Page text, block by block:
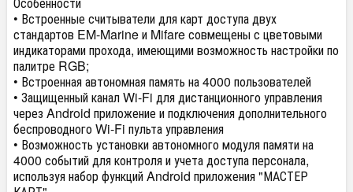
• Встроенные считыватели для карт доступа двух
стандартов EM-Marine и Mifare совмещены с цветовыми
индикаторами прохода, имеющими возможность настройки по
палитре RGB;
• Встроенная автономная память на 4000 пользователей
• Защищенный канал Wi-Fi для дистанционного управления
через Android приложение и подключения дополнительного
беспроводного Wi-Fi пульта управления
• Возможность установки автономного модуля памяти на
4000 событий для контроля и учета доступа персонала,
используя набор функций Android приложения "МАСТЕР